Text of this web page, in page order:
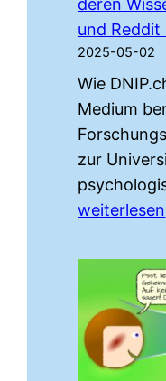
an
der
deren
und Reddit
2025-05-02
Wie
Medium
zur
weiterlesen